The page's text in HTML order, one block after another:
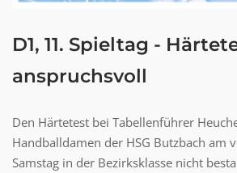
D1, 11. Spieltag -
anspruchsvoll
Den Härtetest bei Tabellenführer
Handballdamen der HSG Butzbach am
Samstag in der Bezirksklasse nicht